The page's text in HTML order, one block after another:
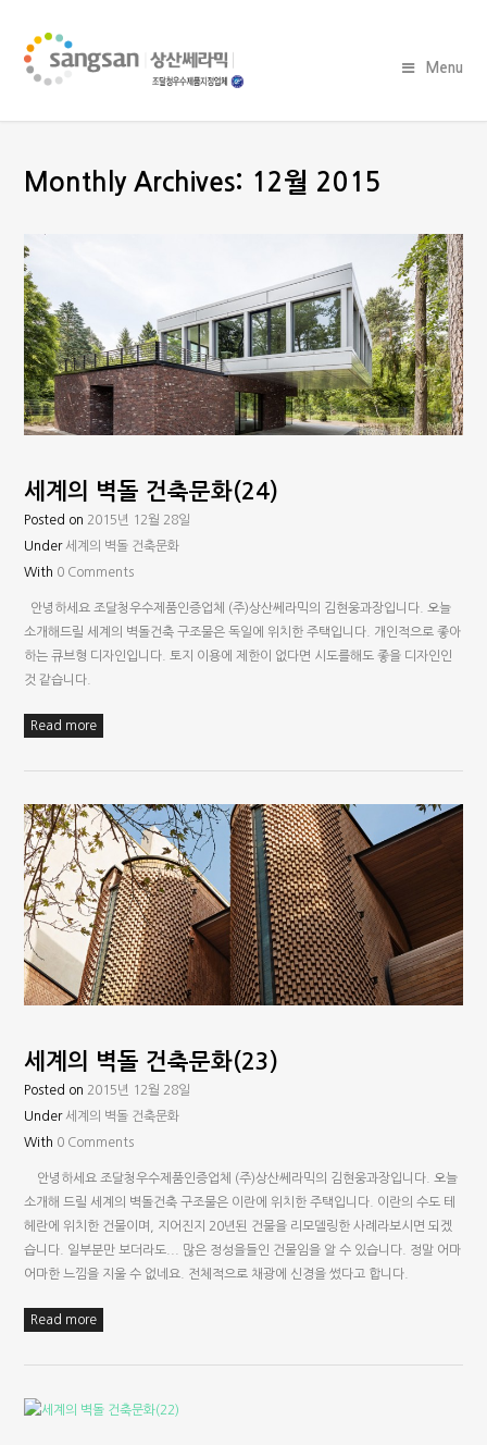
Menu
Monthly Archives: 12월 2015
세계의 벽돌 건축문화(24)
Posted on 2015년 12월 28일
Under 세계의 벽돌 건축문화
With 0 Comments
안녕하세요 조달청우수제품인증업체 (주)상산쎄라믹의 김현웅과장입니다. 오늘
소개해드릴 세계의 벽돌건축 구조물은 독일에 위치한 주택입니다. 개인적으로 좋아
하는 큐브형 디자인입니다. 토지 이용에 제한이 없다면 시도를해도 좋을 디자인인
것 같습니다.
Read more
세계의 벽돌 건축문화(23)
Posted on 2015년 12월 28일
Under 세계의 벽돌 건축문화
With 0 Comments
안녕하세요 조달청우수제품인증업체 (주)상산쎄라믹의 김현웅과장입니다. 오늘
소개해 드릴 세계의 벽돌건축 구조물은 이란에 위치한 주택입니다. 이란의 수도 테
헤란에 위치한 건물이며, 지어진지 20년된 건물을 리모델링한 사례라보시면 되겠
습니다. 일부분만 보더라도... 많은 정성을들인 건물임을 알 수 있습니다. 정말 어마
어마한 느낌을 지울 수 없네요. 전체적으로 채광에 신경을 썼다고 합니다.
Read more